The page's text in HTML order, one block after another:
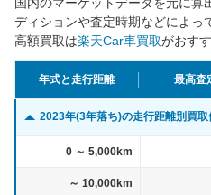
ディションや査定時期などによっ
高額買取は楽天Car車買取がおす
年式と走行距離 最高査
2023年(3年落ち)の走行距離別買取
0 ～ 5,000km
～ 10,000km